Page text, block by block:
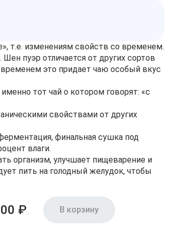
т.е. изменениям свойств со временем.
пуэр отличается от других сортов
это придает чаю особый вкус
тот чай о котором говорят: «с
свойствами от других
финальная сушка под
влаги.
организм, улучшает пищеварение и
пить на голодный желудок, чтобы
₽ В корзину